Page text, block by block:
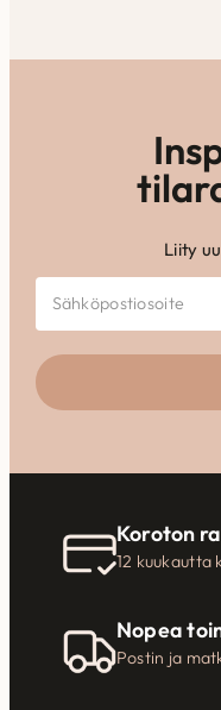
Liity
Koroton
12
Nopea
Postin ja